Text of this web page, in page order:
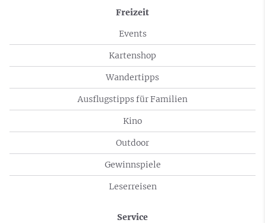
Freizeit
Events
Kartenshop
Wandertipps
Ausflugstipps für Familien
Kino
Outdoor
Gewinnspiele
Leserreisen
Service